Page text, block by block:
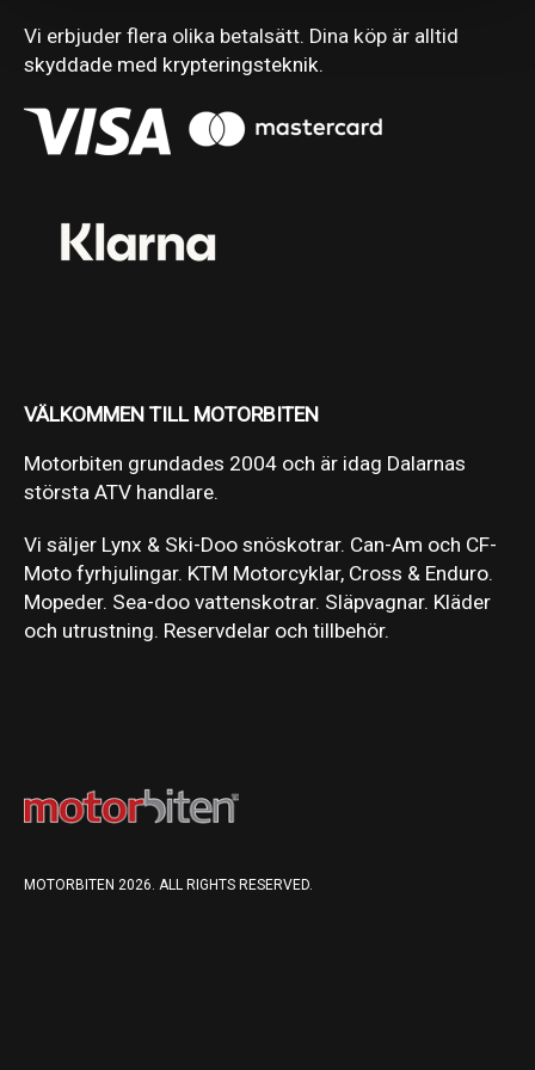
Vi erbjuder flera olika betalsätt. Dina köp är alltid
skyddade med krypteringsteknik.
VÄLKOMMEN TILL MOTORBITEN
Motorbiten grundades 2004 och är idag Dalarnas
största ATV handlare.
Vi säljer Lynx & Ski-Doo snöskotrar. Can-Am och CF-
Moto fyrhjulingar. KTM Motorcyklar, Cross & Enduro.
Mopeder. Sea-doo vattenskotrar. Släpvagnar. Kläder
och utrustning. Reservdelar och tillbehör.
MOTORBITEN 2026. ALL RIGHTS RESERVED.